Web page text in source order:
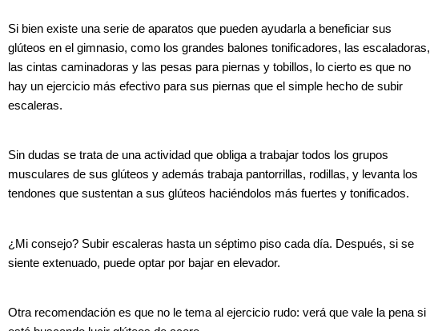
Si bien existe una serie de aparatos que pueden ayudarla a beneficiar sus
glúteos en el gimnasio, como los grandes balones tonificadores, las escaladoras,
las cintas caminadoras y las pesas para piernas y tobillos, lo cierto es que no
hay un ejercicio más efectivo para sus piernas que el simple hecho de subir
escaleras.
Sin dudas se trata de una actividad que obliga a trabajar todos los grupos
musculares de sus glúteos y además trabaja pantorrillas, rodillas, y levanta los
tendones que sustentan a sus glúteos haciéndolos más fuertes y tonificados.
¿Mi consejo? Subir escaleras hasta un séptimo piso cada día. Después, si se
siente extenuado, puede optar por bajar en elevador.
Otra recomendación es que no le tema al ejercicio rudo: verá que vale la pena si